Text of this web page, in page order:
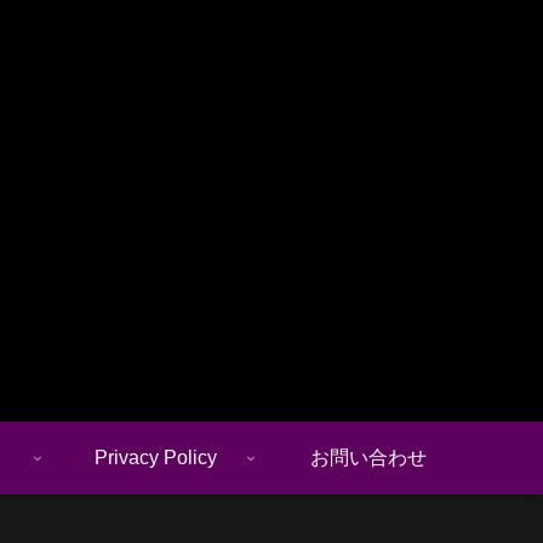
Privacy Policy お問い合わせ